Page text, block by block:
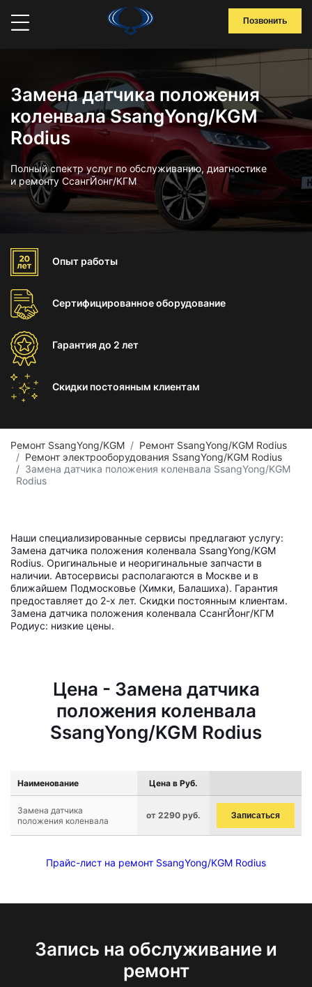
Позвонить
Замена датчика положения
коленвала SsangYong/KGM
Rodius
Полный спектр услуг по обслуживанию, диагностике
и ремонту СсангЙонг/КГМ
Опыт работы
Сертифицированноеоборудование
Гарантиядо 2 лет
Скидки постоянным клиентам
Ремонт SsangYong/KGM
Ремонт SsangYong/KGM Rodius
Ремонт электрооборудования SsangYong/KGM Rodius
Замена датчика положения коленвала SsangYong/KGM
Rodius
Наши специализированные сервисы предлагают услугу:
Замена датчика положения коленвала SsangYong/KGM
Rodius. Оригинальные и неоригинальные запчасти в
наличии. Автосервисы располагаются в Москве и в
ближайшем Подмосковье (Химки, Балашиха). Гарантия
предоставляет до 2-х лет. Скидки постоянным клиентам.
Замена датчика положения коленвала СсангЙонг/КГМ
Родиус: низкие цены.
Цена - Замена датчика
положения коленвала
SsangYong/KGM Rodius
Наименование Цена в Руб.
Замена датчика
положения коленвала
от 2290 руб. Записаться
Прайс-лист на ремонт SsangYong/KGM Rodius
Запись на обслуживание и
ремонт